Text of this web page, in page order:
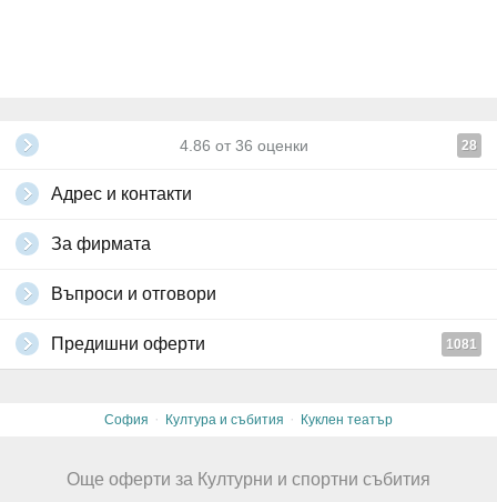
4.86 от 36 оценки 28
Адрес и контакти
За фирмата
Въпроси и отговори
Предишни оферти 1081
София · Култура и събития · Куклен театър
Още оферти за Културни и спортни събития